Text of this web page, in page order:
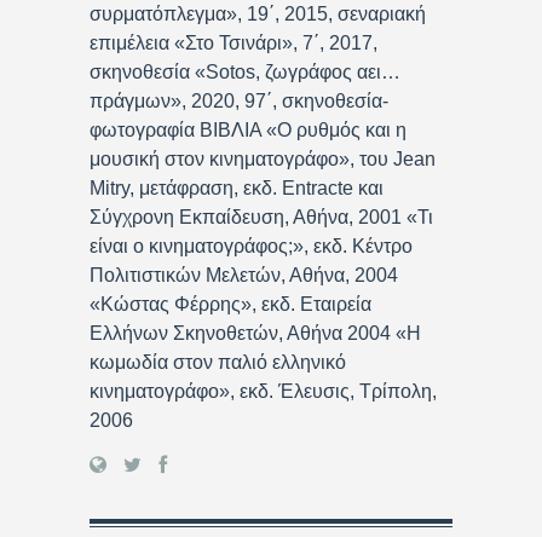
συρματόπλεγμα», 19΄, 2015, σεναριακή
επιμέλεια «Στο Τσινάρι», 7΄, 2017,
σκηνοθεσία «Sotos, ζωγράφος αει…
πράγμων», 2020, 97΄, σκηνοθεσία-
φωτογραφία ΒΙΒΛΙΑ «Ο ρυθμός και η
μουσική στον κινηματογράφο», του Jean
Mitry, μετάφραση, εκδ. Entracte και
Σύγχρονη Εκπαίδευση, Αθήνα, 2001 «Τι
είναι ο κινηματογράφος;», εκδ. Κέντρο
Πολιτιστικών Μελετών, Αθήνα, 2004
«Κώστας Φέρρης», εκδ. Εταιρεία
Ελλήνων Σκηνοθετών, Αθήνα 2004 «Η
κωμωδία στον παλιό ελληνικό
κινηματογράφο», εκδ. Έλευσις, Τρίπολη,
2006